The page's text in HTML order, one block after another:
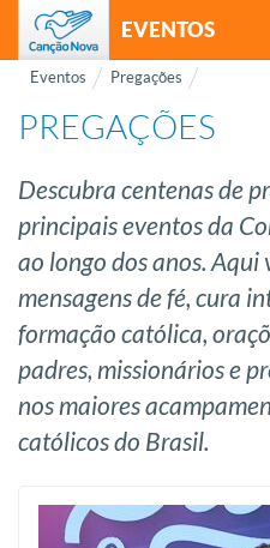
EVENTOS
Eventos Pregações
PREGAÇÕES
Descubra centenas de
principais eventos da
ao longo dos anos. Aqui
mensagens de fé, cura
formação católica,
padres, missionários e
nos maiores
católicos do Brasil.